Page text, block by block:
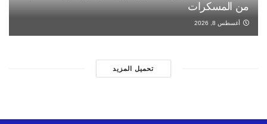
من المسكرات
أغسطس 8, 2026
تحميل المزيد